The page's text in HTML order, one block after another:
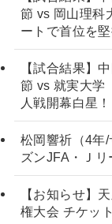
節 vs 岡山理科
ートで首位を堅
【試合結果】
節 vs 就実大学
人戦開幕白星！
松岡響祈（4年
ズンJFA・Ｊ
【お知らせ】
権大会 チケッ